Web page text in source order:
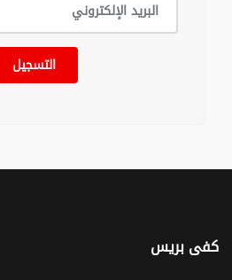
التسجيل
كفى بريس